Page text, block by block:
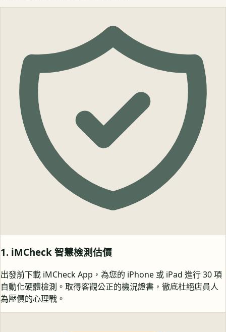
1. iMCheck 智慧檢測估價
出發前下載 iMCheck App，為您的 iPhone 或 iPad 進行 30 項
自動化硬體檢測。取得客觀公正的機況證書，徹底杜絕店員人
為壓價的心理戰。